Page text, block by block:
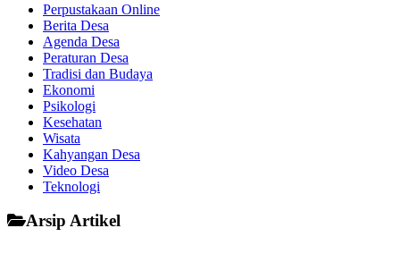
Perpustakaan Online
Berita Desa
Agenda Desa
Peraturan Desa
Tradisi dan Budaya
Ekonomi
Psikologi
Kesehatan
Wisata
Kahyangan Desa
Video Desa
Teknologi
Arsip Artikel